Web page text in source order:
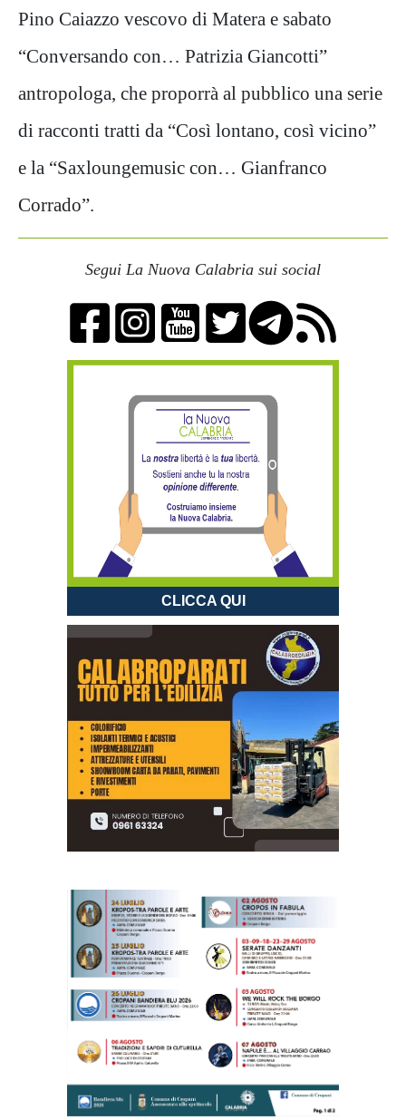
Pino Caiazzo vescovo di Matera e sabato
“Conversando con… Patrizia Giancotti”
antropologa, che proporrà al pubblico una serie
di racconti tratti da “Così lontano, così vicino”
e la “Saxloungemusic con… Gianfranco
Corrado”.
Segui La Nuova Calabria sui social
CLICCA QUI